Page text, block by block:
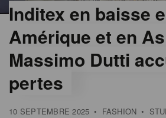
Inditex en baisse
Amérique et en
Massimo Dutti
pertes
10 SEPTEMBRE 2025 • FASHION •